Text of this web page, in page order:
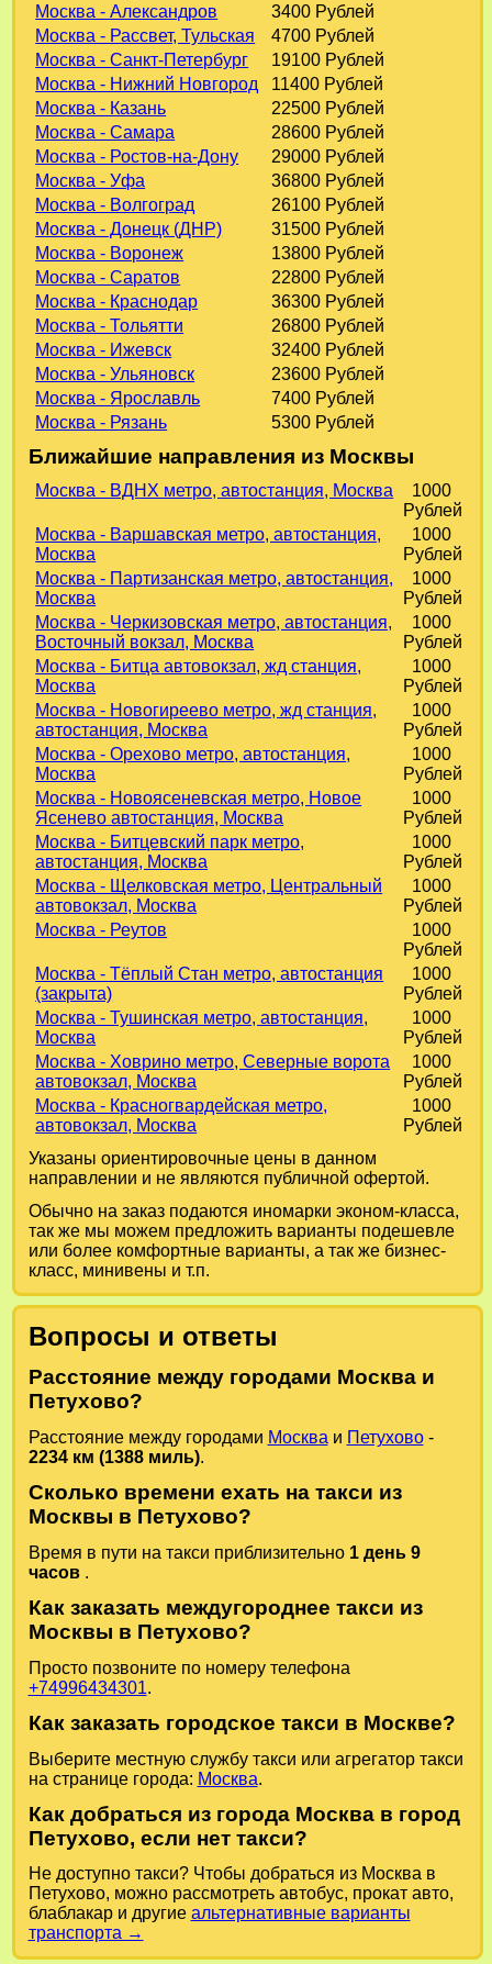
Москва - Александров
3400 Рублей
Москва - Рассвет, Тульская
4700 Рублей
Москва - Санкт-Петербург
19100 Рублей
Москва - Нижний Новгород
11400 Рублей
Москва - Казань
22500 Рублей
Москва - Самара
28600 Рублей
Москва - Ростов-на-Дону
29000 Рублей
Москва - Уфа
36800 Рублей
Москва - Волгоград
26100 Рублей
Москва - Донецк (ДНР)
31500 Рублей
Москва - Воронеж
13800 Рублей
Москва - Саратов
22800 Рублей
Москва - Краснодар
36300 Рублей
Москва - Тольятти
26800 Рублей
Москва - Ижевск
32400 Рублей
Москва - Ульяновск
23600 Рублей
Москва - Ярославль
7400 Рублей
Москва - Рязань
5300 Рублей
Ближайшие направления из Москвы
Москва - ВДНХ метро, автостанция, Москва
1000
Рублей
Москва - Варшавская метро, автостанция,
Москва
1000
Рублей
Москва - Партизанская метро, автостанция,
Москва
1000
Рублей
Москва - Черкизовская метро, автостанция,
Восточный вокзал, Москва
1000
Рублей
Москва - Битца автовокзал, жд станция,
Москва
1000
Рублей
Москва - Новогиреево метро, жд станция,
автостанция, Москва
1000
Рублей
Москва - Орехово метро, автостанция,
Москва
1000
Рублей
Москва - Новоясеневская метро, Новое
Ясенево автостанция, Москва
1000
Рублей
Москва - Битцевский парк метро,
автостанция, Москва
1000
Рублей
Москва - Щелковская метро, Центральный
автовокзал, Москва
1000
Рублей
Москва - Реутов
1000
Рублей
Москва - Тёплый Стан метро, автостанция
(закрыта)
1000
Рублей
Москва - Тушинская метро, автостанция,
Москва
1000
Рублей
Москва - Ховрино метро, Северные ворота
автовокзал, Москва
1000
Рублей
Москва - Красногвардейская метро,
автовокзал, Москва
1000
Рублей
Указаны ориентировочные цены в данном
направлении и не являются публичной офертой.
Обычно на заказ подаются иномарки эконом-класса,
так же мы можем предложить варианты подешевле
или более комфортные варианты, а так же бизнес-
класс, минивены и т.п.
Вопросы и ответы
Расстояние между городами Москва и
Петухово?
Расстояние между городами Москва и Петухово-
2234 км (1388 миль).
Сколько времени ехать на такси из
Москвы в Петухово?
Время в пути на такси приблизительно 1 день 9
часов .
Как заказать междугороднее такси из
Москвы в Петухово?
Просто позвоните по номеру телефона
+74996434301.
Как заказать городское такси в Москве?
Выберите местную службу такси или агрегатор такси
на странице города: Москва.
Как добраться из города Москва в город
Петухово, если нет такси?
Не доступно такси? Чтобы добраться из Москва в
Петухово, можно рассмотреть автобус, прокат авто,
блаблакар и другие альтернативные варианты
транспорта →